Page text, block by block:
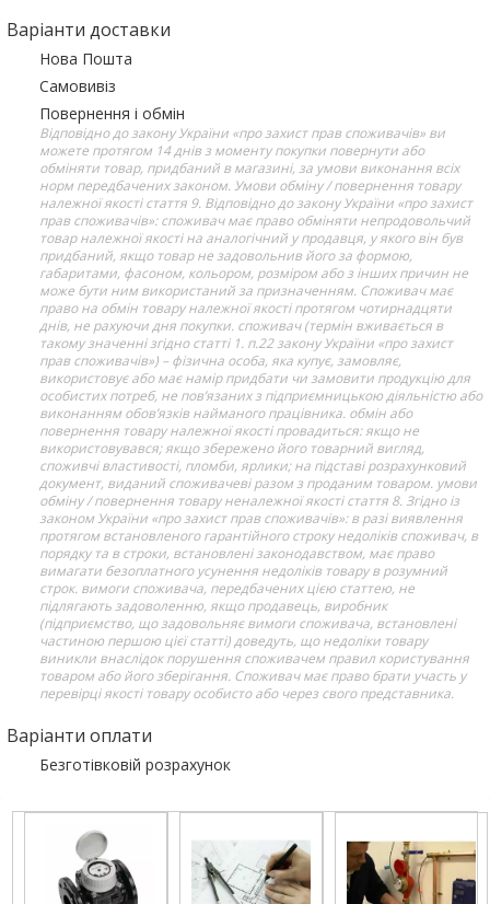
Варіанти доставки
Нова Пошта
Самовивіз
Повернення і обмін
Відповідно до закону України «про захист прав споживачів» ви
можете протягом 14 днів з моменту покупки повернути або
обміняти товар, придбаний в магазині, за умови виконання всіх
норм передбачених законом. Умови обміну / повернення товару
належної якості стаття 9. Відповідно до закону України «про захист
прав споживачів»: споживач має право обміняти непродовольчий
товар належної якості на аналогічний у продавця, у якого він був
придбаний, якщо товар не задовольнив його за формою,
габаритами, фасоном, кольором, розміром або з інших причин не
може бути ним використаний за призначенням. Споживач має
право на обмін товару належної якості протягом чотирнадцяти
днів, не рахуючи дня покупки. споживач (термін вживається в
такому значенні згідно статті 1. п.22 закону України «про захист
прав споживачів») – фізична особа, яка купує, замовляє,
використовує або має намір придбати чи замовити продукцію для
особистих потреб, не пов’язаних з підприємницькою діяльністю або
виконанням обов’язків найманого працівника. обмін або
повернення товару належної якості провадиться: якщо не
використовувався; якщо збережено його товарний вигляд,
споживчі властивості, пломби, ярлики; на підставі розрахунковий
документ, виданий споживачеві разом з проданим товаром. умови
обміну / повернення товару неналежної якості стаття 8. Згідно із
законом України «про захист прав споживачів»: в разі виявлення
протягом встановленого гарантійного строку недоліків споживач, в
порядку та в строки, встановлені законодавством, має право
вимагати безоплатного усунення недоліків товару в розумний
строк. вимоги споживача, передбачених цією статтею, не
підлягають задоволенню, якщо продавець, виробник
(підприємство, що задовольняє вимоги споживача, встановлені
частиною першою цієї статті) доведуть, що недоліки товару
виникли внаслідок порушення споживачем правил користування
товаром або його зберігання. Споживач має право брати участь у
перевірці якості товару особисто або через свого представника.
Варіанти оплати
Безготівковій розрахунок